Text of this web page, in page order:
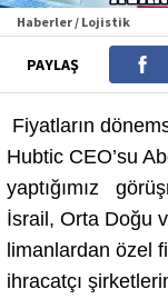
Haberler / Lojistik
PAYLAŞ
Fiyatların
Hubtic CEO’su
yaptığımız
İsrail, Orta Doğu
limanlardan özel
ihracatçı